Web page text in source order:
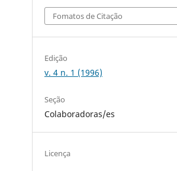
Fomatos de Citação
Edição
v. 4 n. 1 (1996)
Seção
Colaboradoras/es
Licença